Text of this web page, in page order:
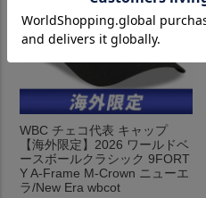
WBC チェコ代表 キャップ
【海外限定】2026 ワールドベ
ースボールクラシック 9FORT
Y A-Frame M-Crown ニューエ
ラ/New Era wbcot